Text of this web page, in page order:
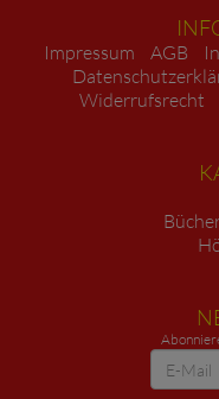
Impressum AGB
Widerrufsrecht